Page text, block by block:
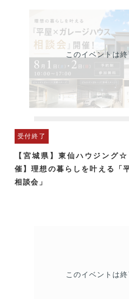
このイベントは
受付終了
【宮城県】東仙ハウジング
催】理想の暮らしを叶える「
相談会」
このイベントは